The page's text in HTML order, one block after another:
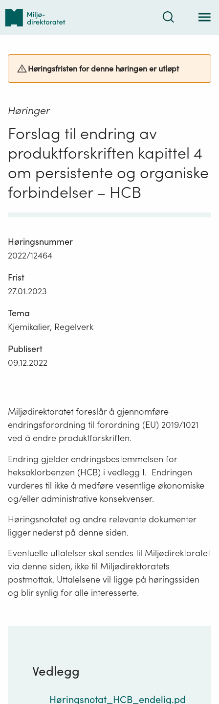
Tilbake
forsiden
Søk
Høringsfristen for denne høringen er utløpt
Høringer
Forslag til endring av
produktforskriften kapittel 4
om persistente og organiske
forbindelser – HCB
Høringsnummer
2022/12464
Frist
27.01.2023
Tema
Kjemikalier, Regelverk
Publisert
09.12.2022
Miljødirektoratet foreslår å gjennomføre
endringsforordning til forordning (EU) 2019/1021
ved å endre produktforskriften.
Endring gjelder endringsbestemmelsen for
heksaklorbenzen (HCB) i vedlegg I. Endringen
vurderes til ikke å medføre vesentlige økonomiske
og/eller administrative konsekvenser.
Høringsnotatet og andre relevante dokumenter
ligger nederst på denne siden.
Eventuelle uttalelser skal sendes til Miljødirektoratet
via denne siden, ikke til Miljødirektoratets
postmottak. Uttalelsene vil ligge på høringssiden
og blir synlig for alle interesserte.
Vedlegg
Høringsnotat_HCB_endelig.pd